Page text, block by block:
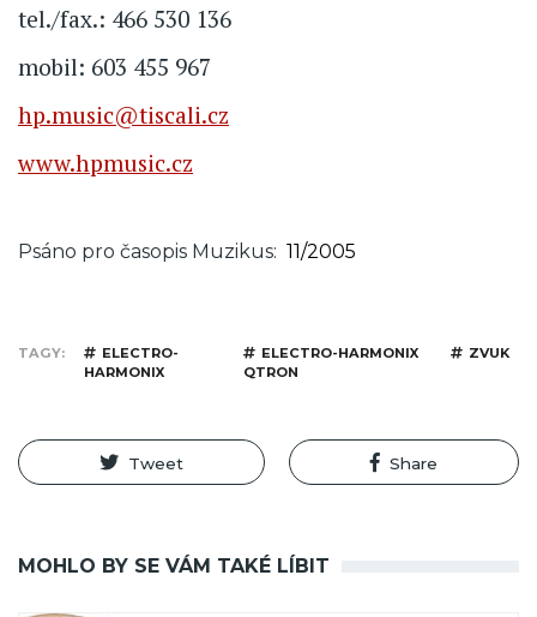
tel./fax.: 466 530 136
mobil: 603 455 967
hp.music@tiscali.cz
www.hpmusic.cz
Psáno pro časopis Muzikus 11/2005
TAGY
ELECTRO-
HARMONIX
ELECTRO-HARMONIX
QTRON
ZVUK
Tweet Share
MOHLO BY SE VÁM TAKÉ LÍBIT